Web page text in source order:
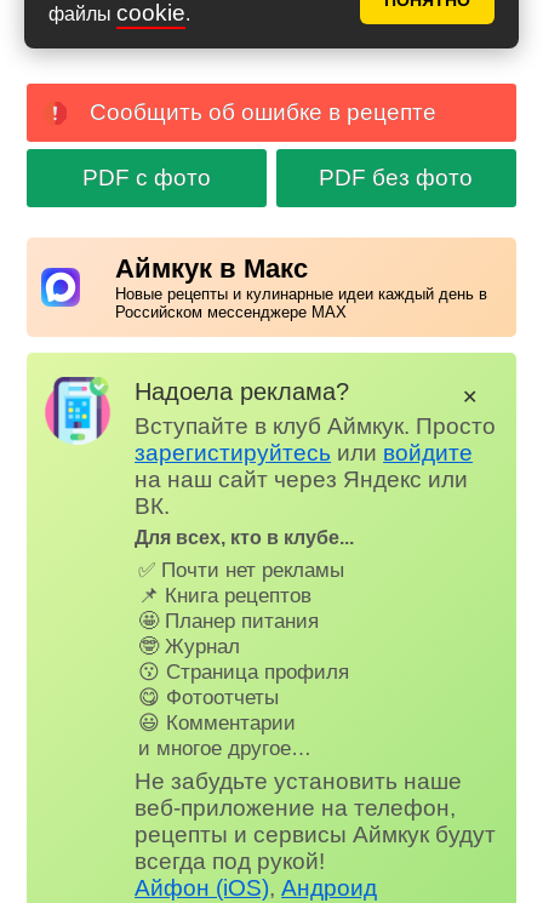
файлы cookie.
Сообщить об ошибке в рецепте
PDF с фото PDF без фото
Аймкук в Макс
Новые рецепты и кулинарные идеи каждый день в
Российском мессенджере MAX
Надоела реклама?
Вступайте в клуб Аймкук. Просто
зарегистируйтесь или войдите
на наш сайт через Яндекс или
ВК.
Для всех, кто в клубе...
✅ Почти нет рекламы
📌 Книга рецептов
🤩 Планер питания
🤓 Журнал
😗 Страница профиля
😋 Фотоотчеты
😃 Комментарии
и многое другое…
Не забудьте установить наше
веб-приложение на телефон,
рецепты и сервисы Аймкук будут
всегда под рукой!
Айфон (iOS),Андроид
✕